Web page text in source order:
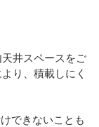
井スペースをご
り、積載しにく
できないことも